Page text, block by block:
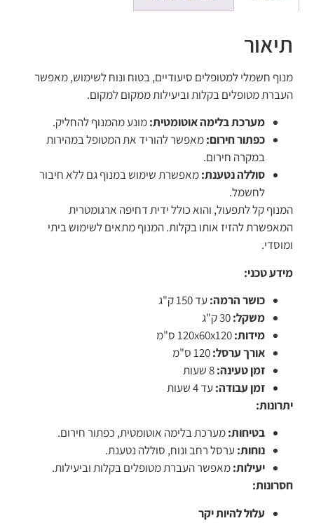
תיאור
מנוף חשמלי למטופלים סיעודיים, בטוח ונוח לשימוש, מאפשר
העברת מטופלים בקלות וביעילות ממקום למקום.
מערכת בלימה אוטומטית:מונע מהמנוף להחליק.
כפתור חירום:מאפשר להוריד את המטופל במהירות
במקרה חירום.
סוללה נטענת:מאפשרת שימוש במנוף גם ללא חיבור
לחשמל.
המנוף קל לתפעול, והוא כולל ידית דחיפה ארגומטרית
המאפשרת להזיז אותו בקלות. המנוף מתאים לשימוש ביתי
ומוסדי.
מידע טכני:
כושר הרמה: עד 150 ק"ג
משקל:
מידות:
אורך ערסל:
זמן טעינה:
זמן עבודה: עד 4 שעות
יתרונות:
בטיחות:מערכת בלימה אוטומטית, כפתור חירום.
נוחות: ערסל רחב ונוח, סוללה נטענת.
יעילות:מאפשר העברת מטופלים בקלות וביעילות.
חסרונות:
עלול להיות יקר